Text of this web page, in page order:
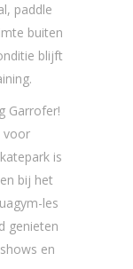
paddle
buiten
blijft
Garrofer!
voor
is
bij het
les
genieten
en